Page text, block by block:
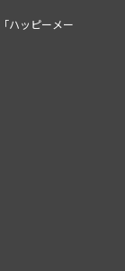
ハッピーメー